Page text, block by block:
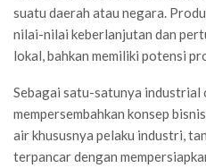
suatu daerah atau negara.
nilai-nilai keberlanjutan dan
lokal, bahkan memiliki potensi
Sebagai satu-satunya industrial
mempersembahkan konsep
air khususnya pelaku industri,
terpancar dengan